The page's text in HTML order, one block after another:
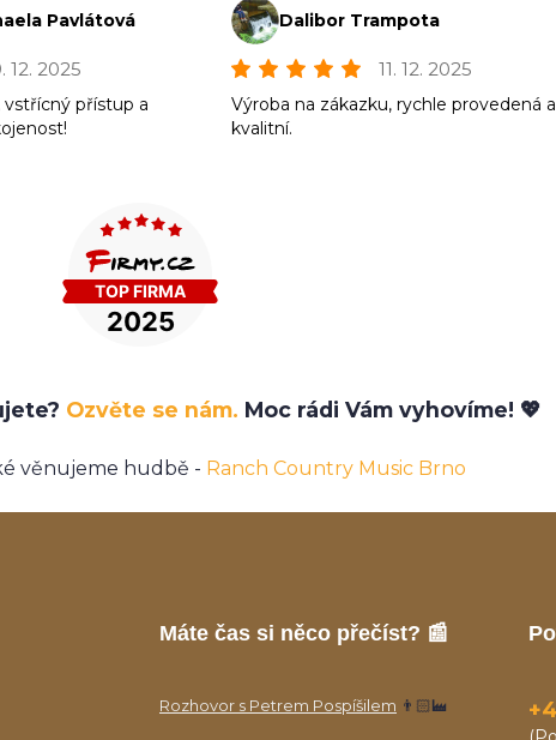
Pavlátová
12. 2025
vstřícný přístup a
Dalibor Trampota
11. 12. 2025
Výroba na zákazku, rychle provedená a
kvalitní.
Ozvěte se nám. Moc rádi Vám vyhovíme! 💖
věnujeme hudbě - Ranch Country Music Brno
Máte čas si něco přečíst? 📰
Rozhovor s Petrem Pospíšilem 👨🏻‍🏭